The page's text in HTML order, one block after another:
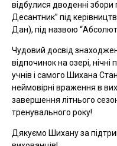
відбулися дводенні збори
Десантник” під
Дан), під назвою
Чудовий досвід
відпочинок на озері,
учнів і самого Шихана
неймовірні враження в
завершення літнього
тренувального року!
Дякуємо Шихану за